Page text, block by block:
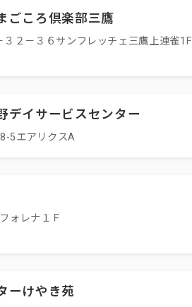
ごころ倶楽部三鷹
２－３６サンフレッチェ三鷹上連雀1F
デイサービスセンター
5エアリクスA
ォレナ１Ｆ
ーけやき苑